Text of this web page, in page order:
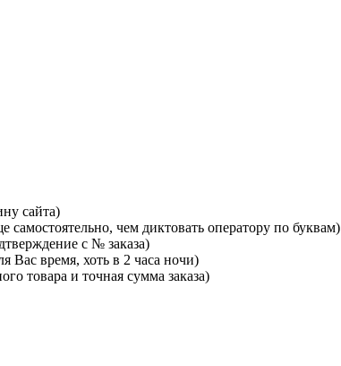
сайта)
чем диктовать оператору по буквам)
с № заказа)
Вас время, хоть в 2 часа ночи)
товара и точная сумма заказа)